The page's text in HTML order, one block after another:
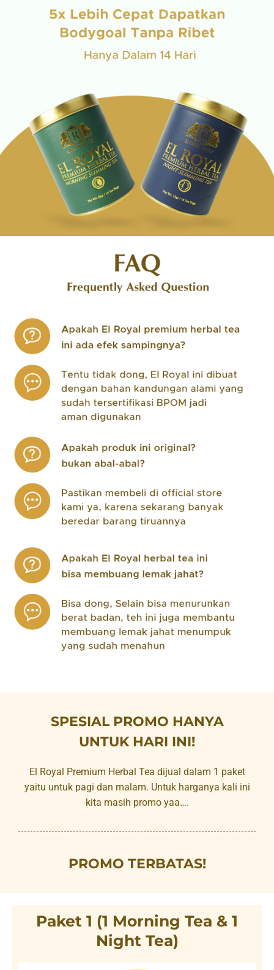
SPESIAL PROMO HANYA
UNTUK HARI INI!
El Royal Premium Herbal Tea dijual dalam 1 paket
yaitu untuk pagi dan malam. Untuk harganya kali ini
kita masih promo yaa….
PROMO TERBATAS!
Paket 1 (1 Morning Tea & 1
Night Tea)